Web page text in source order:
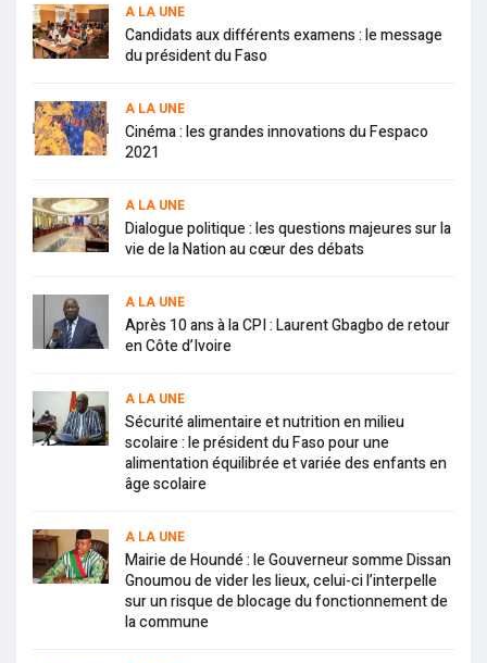
A LA UNE
Candidats aux différents examens : le message
du président du Faso
A LA UNE
Cinéma : les grandes innovations du Fespaco
2021
A LA UNE
Dialogue politique : les questions majeures sur la
vie de la Nation au cœur des débats
A LA UNE
Après 10 ans à la CPI : Laurent Gbagbo de retour
en Côte d’Ivoire
A LA UNE
Sécurité alimentaire et nutrition en milieu
scolaire : le président du Faso pour une
alimentation équilibrée et variée des enfants en
âge scolaire
A LA UNE
Mairie de Houndé : le Gouverneur somme Dissan
Gnoumou de vider les lieux, celui-ci l’interpelle
sur un risque de blocage du fonctionnement de
la commune